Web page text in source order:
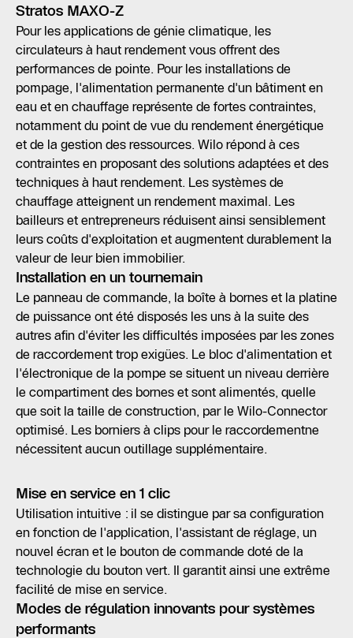
Stratos MAXO-Z
Pour les applications de génie climatique, les
circulateurs à haut rendement vous offrent des
performances de pointe. Pour les installations de
pompage, l'alimentation permanente d'un bâtiment en
eau et en chauffage représente de fortes contraintes,
notamment du point de vue du rendement énergétique
et de la gestion des ressources. Wilo répond à ces
contraintes en proposant des solutions adaptées et des
techniques à haut rendement. Les systèmes de
chauffage atteignent un rendement maximal. Les
bailleurs et entrepreneurs réduisent ainsi sensiblement
leurs coûts d'exploitation et augmentent durablement la
valeur de leur bien immobilier.
Installation en un tournemain
Le panneau de commande, la boîte à bornes et la platine
de puissance ont été disposés les uns à la suite des
autres afin d'éviter les difficultés imposées par les zones
de raccordement trop exigües. Le bloc d'alimentation et
l'électronique de la pompe se situent un niveau derrière
le compartiment des bornes et sont alimentés, quelle
que soit la taille de construction, par le Wilo-Connector
optimisé. Les borniers à clips pour le raccordementne
nécessitent aucun outillage supplémentaire.
Mise en service en 1 clic
Utilisation intuitive : il se distingue par sa configuration
en fonction de l'application, l'assistant de réglage, un
nouvel écran et le bouton de commande doté de la
technologie du bouton vert. Il garantit ainsi une extrême
facilité de mise en service.
Modes de régulation innovants pour systèmes
performants